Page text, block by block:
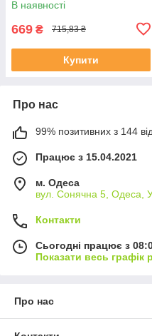
В наявності
669 ₴ 715,83 ₴
Купити
Про нас
99% позитивних з 144
Працює з 15.04.2021
м. Одеса
вул. Сонячна 5, Одеса,
Контакти
Сьогодні працює з
Показати весь графік
Про нас